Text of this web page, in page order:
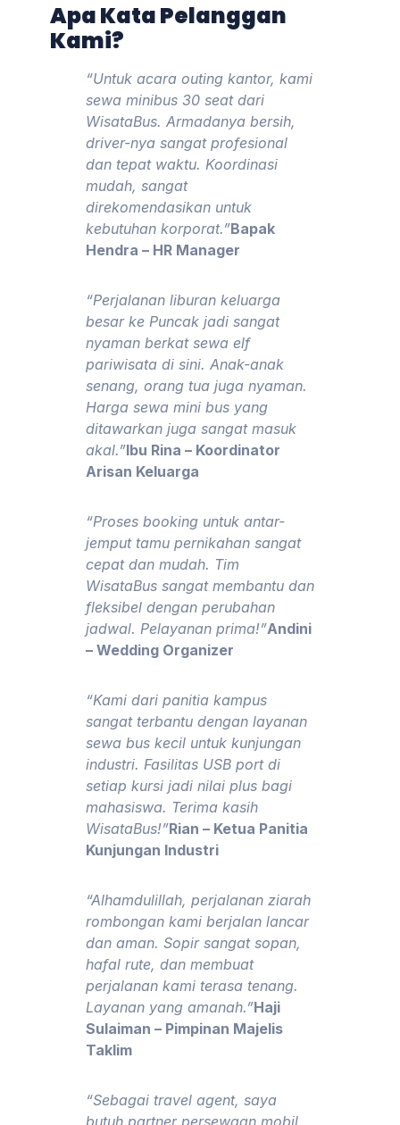
Apa Kata Pelanggan
Kami?
“Untuk acara outing kantor, kami
sewa minibus 30 seat dari
WisataBus. Armadanya bersih,
driver-nya sangat profesional
dan tepat waktu. Koordinasi
mudah, sangat
direkomendasikan untuk
kebutuhan korporat.”Bapak
Hendra – HR Manager
“Perjalanan liburan keluarga
besar ke Puncak jadi sangat
nyaman berkat sewa elf
pariwisata di sini. Anak-anak
senang, orang tua juga nyaman.
Harga sewa mini bus yang
ditawarkan juga sangat masuk
akal.”Ibu Rina – Koordinator
Arisan Keluarga
“Proses booking untuk antar-
jemput tamu pernikahan sangat
cepat dan mudah. Tim
WisataBus sangat membantu dan
fleksibel dengan perubahan
jadwal. Pelayanan prima!”Andini
– Wedding Organizer
“Kami dari panitia kampus
sangat terbantu dengan layanan
sewa bus kecil untuk kunjungan
industri. Fasilitas USB port di
setiap kursi jadi nilai plus bagi
mahasiswa. Terima kasih
WisataBus!”Rian – Ketua Panitia
Kunjungan Industri
“Alhamdulillah, perjalanan ziarah
rombongan kami berjalan lancar
dan aman. Sopir sangat sopan,
hafal rute, dan membuat
perjalanan kami terasa tenang.
Layanan yang amanah.”Haji
Sulaiman – Pimpinan Majelis
Taklim
“Sebagai travel agent, saya
butuh partner persewaan mobil